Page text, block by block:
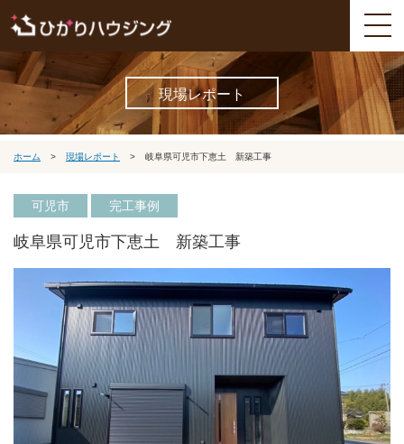
現場レポート
ホーム > 現場レポート > 岐阜県可児市下恵土 新築工事
可児市 完工事例
岐阜県可児市下恵土 新築工事